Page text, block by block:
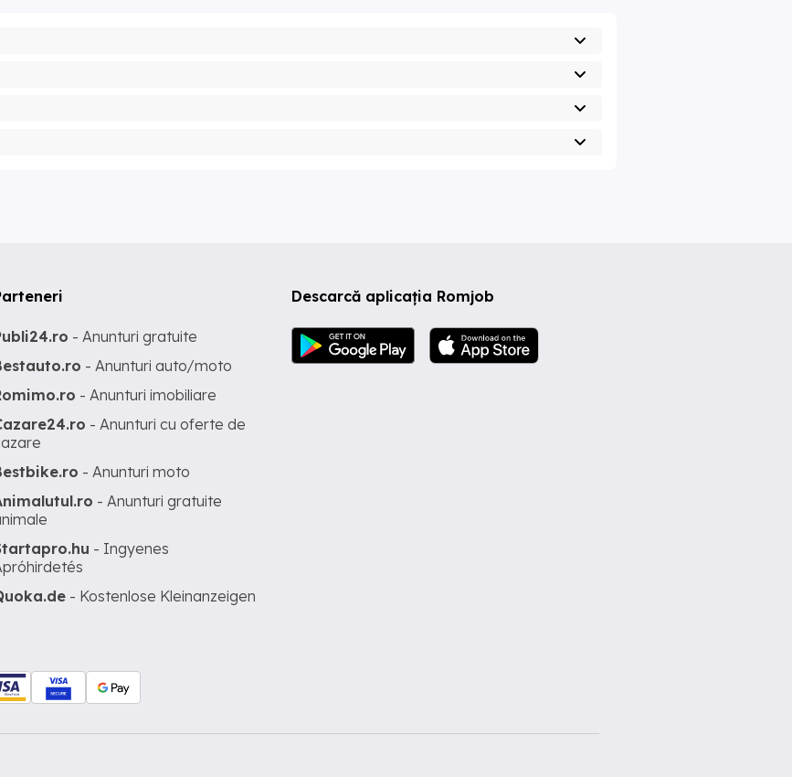
Descarcă aplicația Romjob
- Anunturi gratuite
- Anunturi auto/moto
- Anunturi imobiliare
- Anunturi cu oferte de
- Anunturi moto
- Anunturi gratuite
- Ingyenes
- Kostenlose Kleinanzeigen